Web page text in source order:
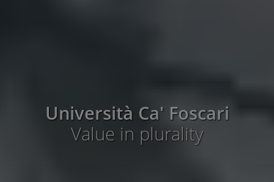
Università Ca' Foscari
Value in plurality